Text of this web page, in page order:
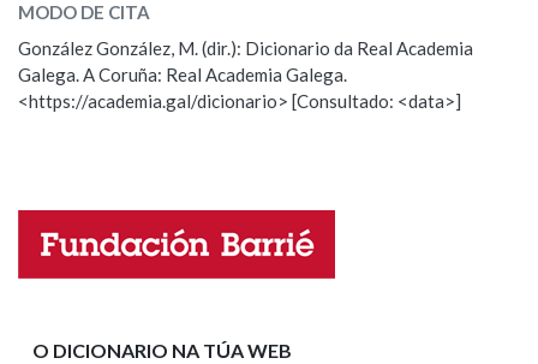
ESCOLLE UNHA OPCIÓN:
Observación Hai un erro na palabra
Propoño mellorar a definición
Nome
MODO DE CITA
González González, M. (dir.): Dicionario da Real Academia
Galega. A Coruña: Real Academia Galega.
<https://academia.gal/dicionario> [Consultado: <data>]
O DICIONARIO NA TÚA WEB